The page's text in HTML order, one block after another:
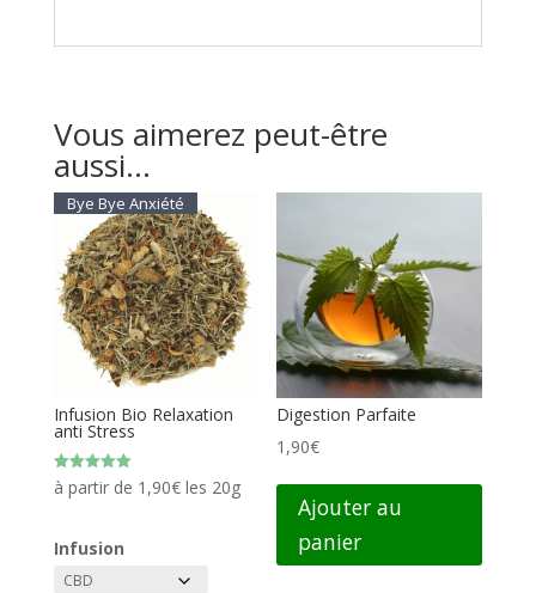
Vous aimerez peut-être
aussi…
Bye Bye Anxiété
Infusion Bio Relaxation
anti Stress
Note
5.00
à partir de 1,90€les 20g
Infusion
Digestion Parfaite
1,90€
Ajouter au
panier